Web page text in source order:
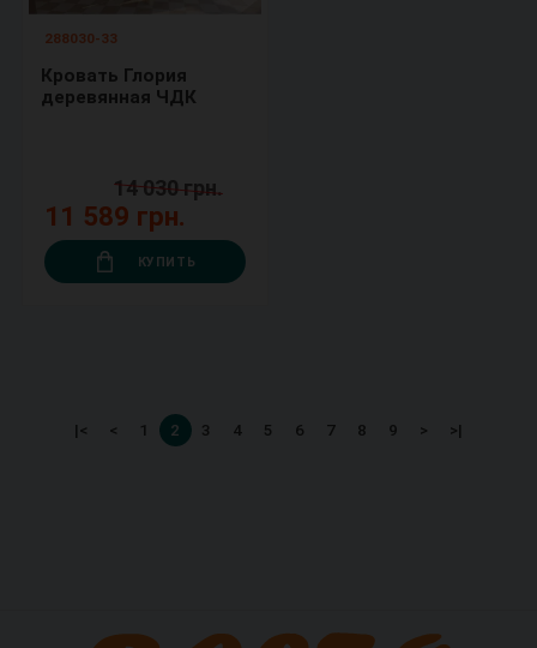
288030-33
Кровать Глория
деревянная ЧДК
11 589 грн.
14 030 грн.
КУПИТЬ
|< < 1 2 3 4 5 6 7 8 9 > >|